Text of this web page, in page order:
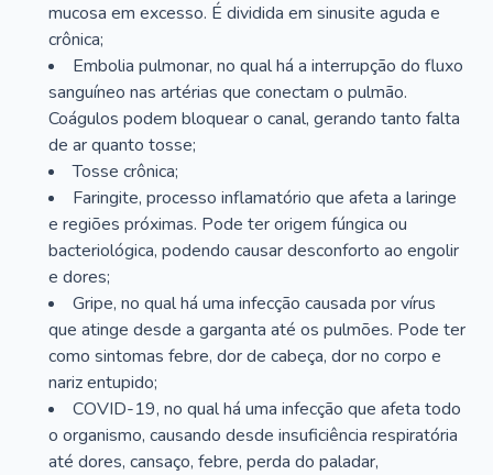
mucosa em excesso. É dividida em sinusite aguda e
crônica;
Embolia pulmonar, no qual há a interrupção do fluxo
sanguíneo nas artérias que conectam o pulmão.
Coágulos podem bloquear o canal, gerando tanto falta
de ar quanto tosse;
Tosse crônica;
Faringite, processo inflamatório que afeta a laringe
e regiões próximas. Pode ter origem fúngica ou
bacteriológica, podendo causar desconforto ao engolir
e dores;
Gripe, no qual há uma infecção causada por vírus
que atinge desde a garganta até os pulmões. Pode ter
como sintomas febre, dor de cabeça, dor no corpo e
nariz entupido;
COVID-19, no qual há uma infecção que afeta todo
o organismo, causando desde insuficiência respiratória
até dores, cansaço, febre, perda do paladar,